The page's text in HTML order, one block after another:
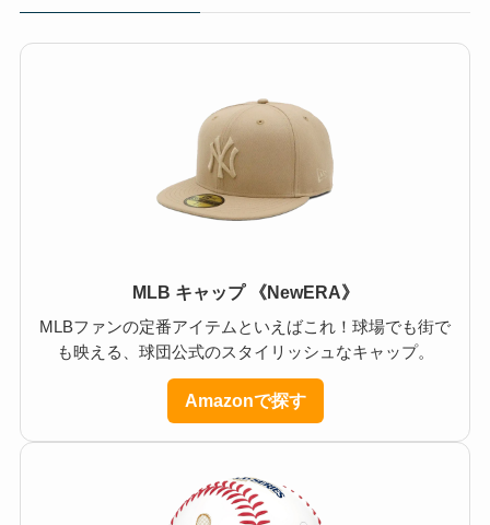
MLB キャップ 《NewERA》
MLBファンの定番アイテムといえばこれ！球場でも街で
も映える、球団公式のスタイリッシュなキャップ。
Amazonで探す